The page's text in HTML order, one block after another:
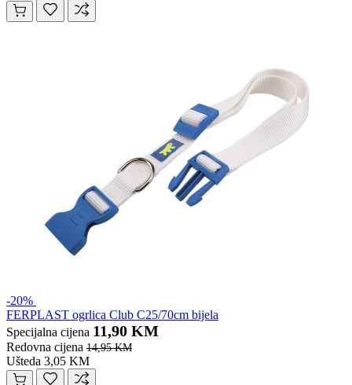
-20%
FERPLAST ogrlica Club C25/70cm bijela
Specijalna cijena 11,90 KM
Redovna cijena 14,95 KM
Ušteda 3,05 KM